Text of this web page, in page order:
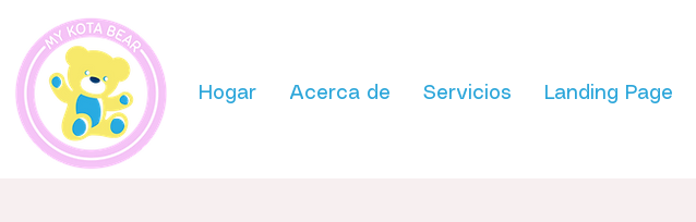
Hogar Acerca de Servicios Landing Page